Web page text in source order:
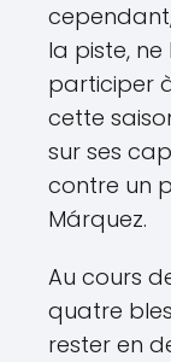
la piste,
participer
cette
sur ses
contre un
Márquez.
Au cours
quatre
rester en